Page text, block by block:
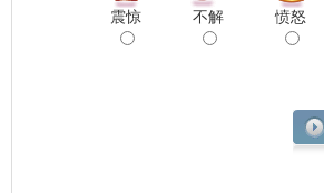
震惊 不解 愤怒